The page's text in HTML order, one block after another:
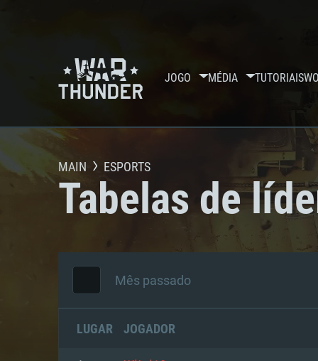
JOGO MÉDIA TUTORIAIS
MAIN ESPORTS
Tabelas de
Mês passado
LUGAR JOGADOR